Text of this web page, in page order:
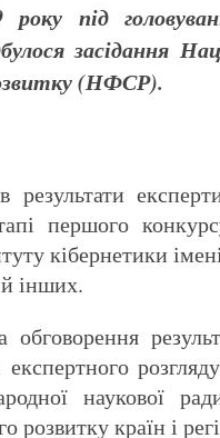
під
засідання
(НФСР).
результати
першого
кібернетики
інших.
обговорення
наукової
розвитку країн і